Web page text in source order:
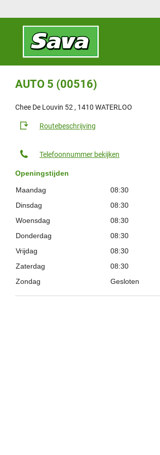
AUTO 5 (00516)
Chee De Louvin 52 , 1410 WATERLOO
Routebeschrijving
Telefoonnummer bekijken
Openingstijden
Maandag 08:30
Dinsdag
08:30
Woensdag
08:30
Donderdag
08:30
Vrijdag
08:30
Zaterdag
08:30
Zondag
Gesloten